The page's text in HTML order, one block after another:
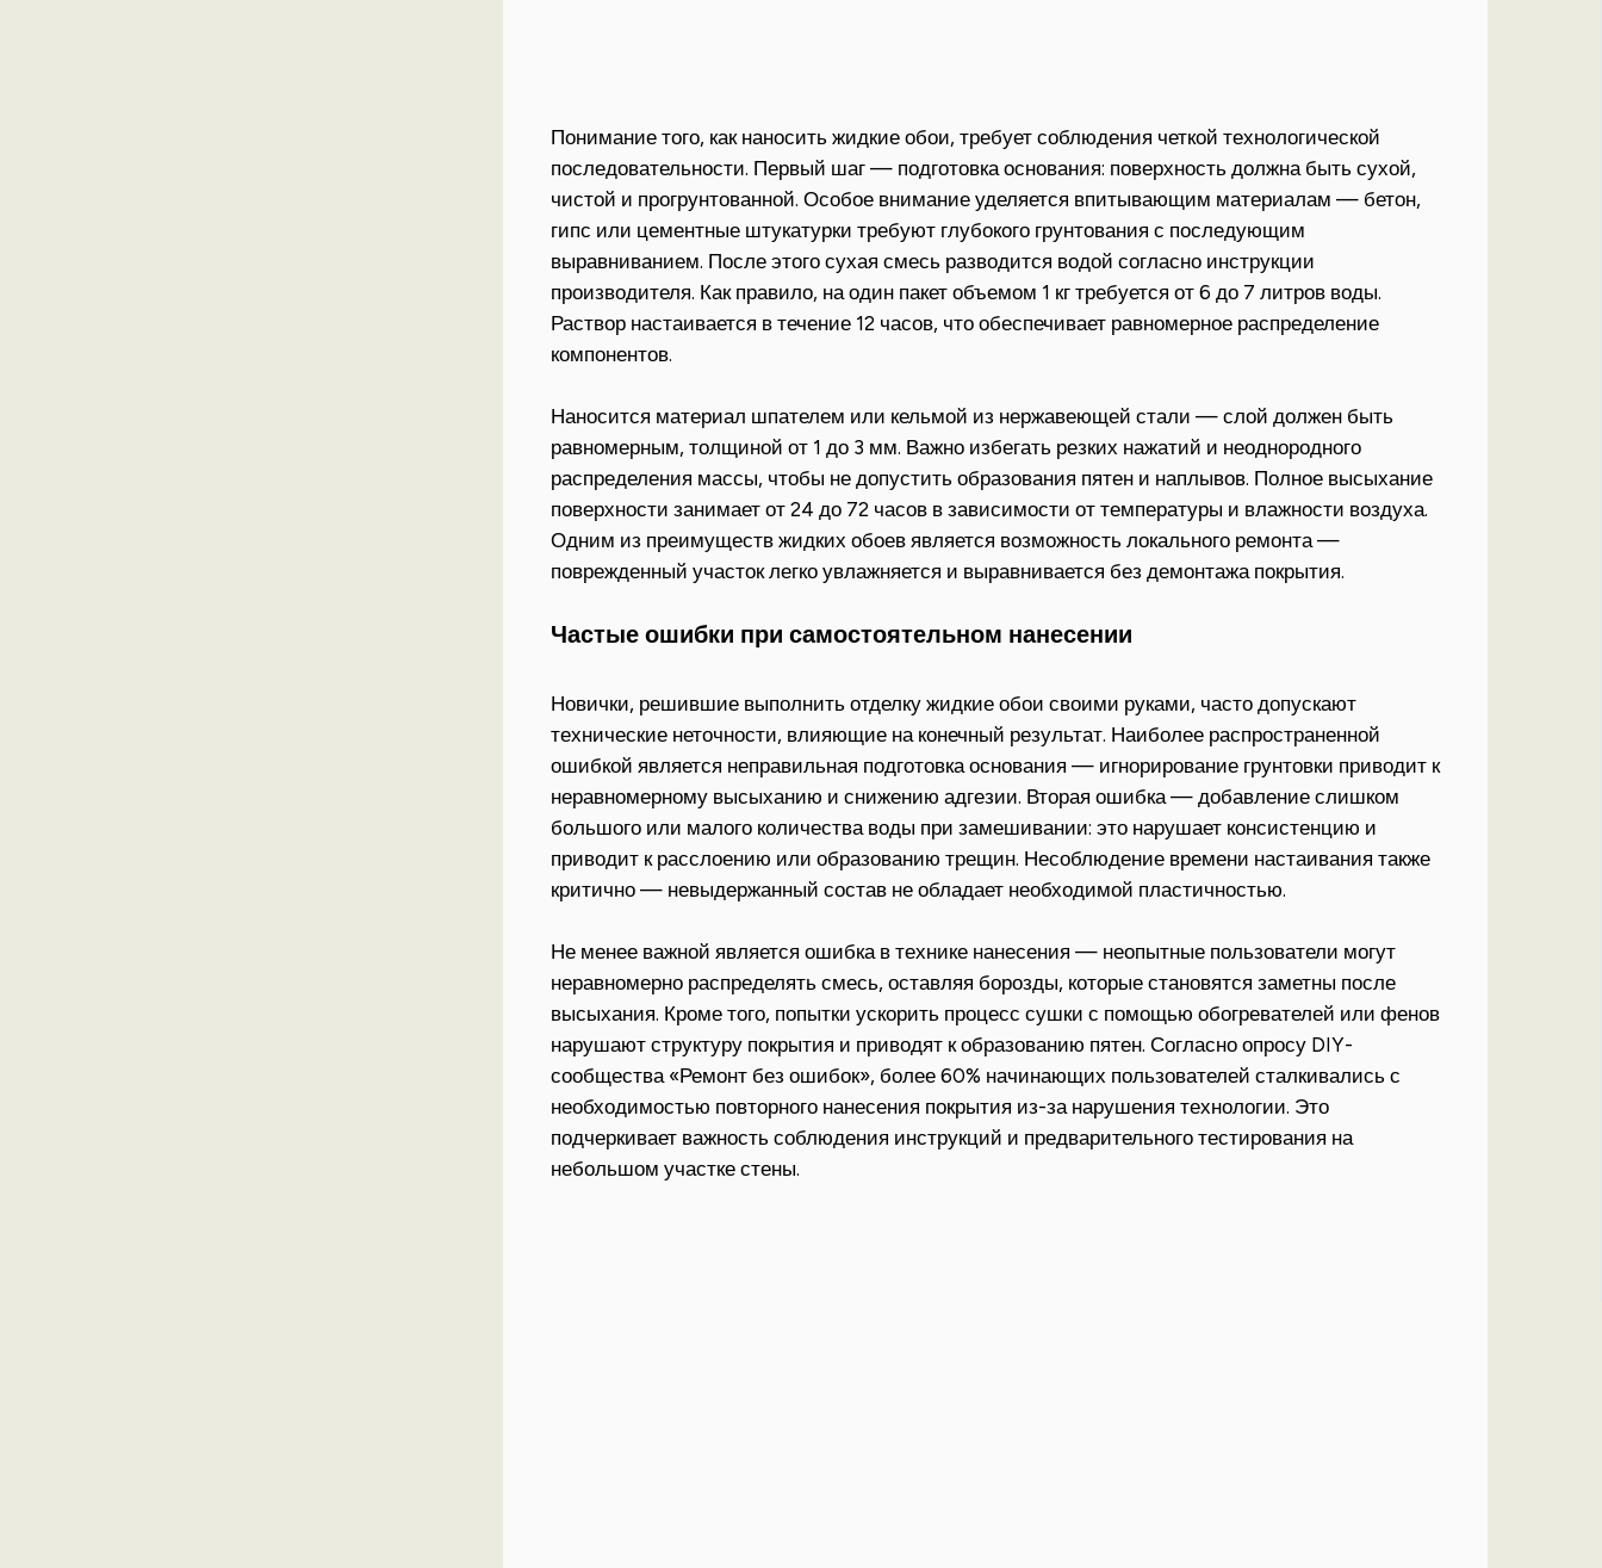
Понимание того, как наносить жидкие обои, требует соблюдения четкой технологической
последовательности. Первый шаг — подготовка основания: поверхность должна быть сухой,
чистой и прогрунтованной. Особое внимание уделяется впитывающим материалам — бетон,
гипс или цементные штукатурки требуют глубокого грунтования с последующим
выравниванием. После этого сухая смесь разводится водой согласно инструкции
производителя. Как правило, на один пакет объемом 1 кг требуется от 6 до 7 литров воды.
Раствор настаивается в течение 12 часов, что обеспечивает равномерное распределение
компонентов.
Наносится материал шпателем или кельмой из нержавеющей стали — слой должен быть
равномерным, толщиной от 1 до 3 мм. Важно избегать резких нажатий и неоднородного
распределения массы, чтобы не допустить образования пятен и наплывов. Полное высыхание
поверхности занимает от 24 до 72 часов в зависимости от температуры и влажности воздуха.
Одним из преимуществ жидких обоев является возможность локального ремонта —
поврежденный участок легко увлажняется и выравнивается без демонтажа покрытия.
Частые ошибки при самостоятельном нанесении
Новички, решившие выполнить отделку жидкие обои своими руками, часто допускают
технические неточности, влияющие на конечный результат. Наиболее распространенной
ошибкой является неправильная подготовка основания — игнорирование грунтовки приводит к
неравномерному высыханию и снижению адгезии. Вторая ошибка — добавление слишком
большого или малого количества воды при замешивании: это нарушает консистенцию и
приводит к расслоению или образованию трещин. Несоблюдение времени настаивания также
критично — невыдержанный состав не обладает необходимой пластичностью.
Не менее важной является ошибка в технике нанесения — неопытные пользователи могут
неравномерно распределять смесь, оставляя борозды, которые становятся заметны после
высыхания. Кроме того, попытки ускорить процесс сушки с помощью обогревателей или фенов
нарушают структуру покрытия и приводят к образованию пятен. Согласно опросу DIY-
сообщества «Ремонт без ошибок», более 60% начинающих пользователей сталкивались с
необходимостью повторного нанесения покрытия из-за нарушения технологии. Это
подчеркивает важность соблюдения инструкций и предварительного тестирования на
небольшом участке стены.